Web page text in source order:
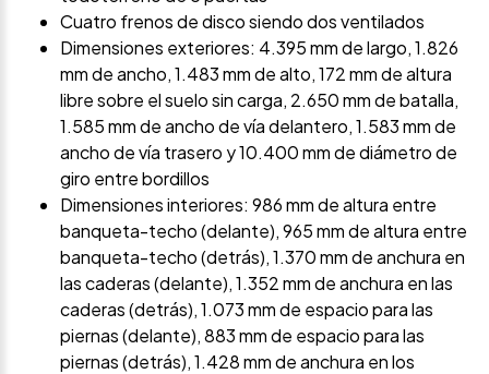
Cuatro frenos de disco siendo dos ventilados
Dimensiones exteriores: 4.395 mm de largo, 1.826
mm de ancho, 1.483 mm de alto, 172 mm de altura
libre sobre el suelo sin carga, 2.650 mm de batalla,
1.585 mm de ancho de vía delantero, 1.583 mm de
ancho de vía trasero y 10.400 mm de diámetro de
giro entre bordillos
Dimensiones interiores: 986 mm de altura entre
banqueta-techo (delante), 965 mm de altura entre
banqueta-techo (detrás), 1.370 mm de anchura en
las caderas (delante), 1.352 mm de anchura en las
caderas (detrás), 1.073 mm de espacio para las
piernas (delante), 883 mm de espacio para las
piernas (detrás), 1.428 mm de anchura en los